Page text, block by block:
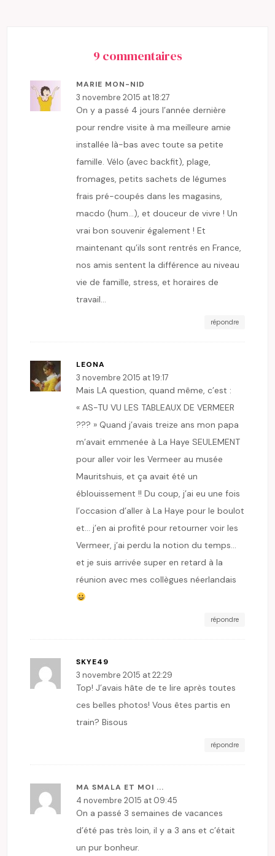
9 commentaires
MARIE MON-NID
3 novembre 2015 at 18:27
On y a passé 4 jours l’année dernière
pour rendre visite à ma meilleure amie
installée là-bas avec toute sa petite
famille. Vélo (avec backfit), plage,
fromages, petits sachets de légumes
frais pré-coupés dans les magasins,
macdo (hum…), et douceur de vivre ! Un
vrai bon souvenir également ! Et
maintenant qu’ils sont rentrés en France,
nos amis sentent la différence au niveau
vie de famille, stress, et horaires de
travail…
répondre
LEONA
3 novembre 2015 at 19:17
Mais LA question, quand même, c’est :
« AS-TU VU LES TABLEAUX DE VERMEER
??? » Quand j’avais treize ans mon papa
m’avait emmenée à La Haye SEULEMENT
pour aller voir les Vermeer au musée
Mauritshuis, et ça avait été un
éblouissement !! Du coup, j’ai eu une fois
l’occasion d’aller à La Haye pour le boulot
et… j’en ai profité pour retourner voir les
Vermeer, j’ai perdu la notion du temps…
et je suis arrivée super en retard à la
réunion avec mes collègues néerlandais
répondre
SKYE49
3 novembre 2015 at 22:29
Top! J’avais hâte de te lire après toutes
ces belles photos! Vous êtes partis en
train? Bisous
répondre
MA SMALA ET MOI ...
4 novembre 2015 at 09:45
On a passé 3 semaines de vacances
d’été pas très loin, il y a 3 ans et c’était
un pur bonheur.